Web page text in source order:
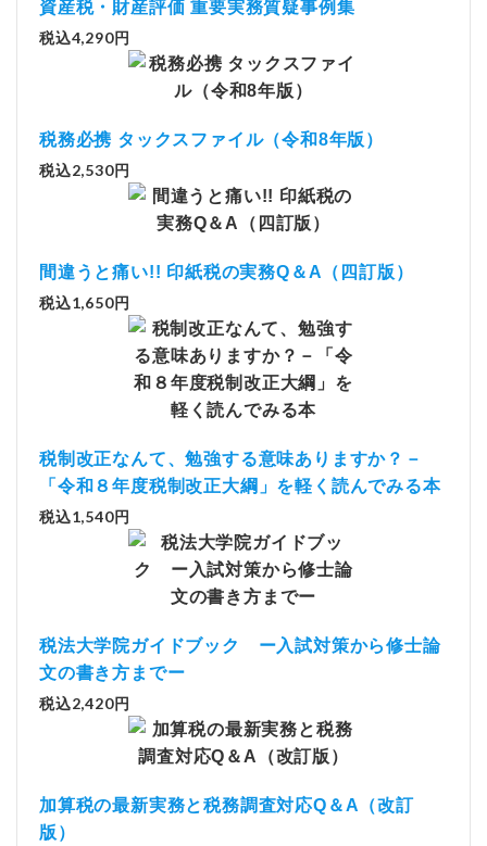
資産税・財産評価 重要実務質疑事例集
税込4,290円
税務必携 タックスファイル（令和8年版）
税込2,530円
間違うと痛い!! 印紙税の実務Q＆A（四訂版）
税込1,650円
税制改正なんて、勉強する意味ありますか？－
「令和８年度税制改正大綱」を軽く読んでみる本
税込1,540円
税法大学院ガイドブック ー入試対策から修士論
文の書き方までー
税込2,420円
加算税の最新実務と税務調査対応Q＆A（改訂
版）